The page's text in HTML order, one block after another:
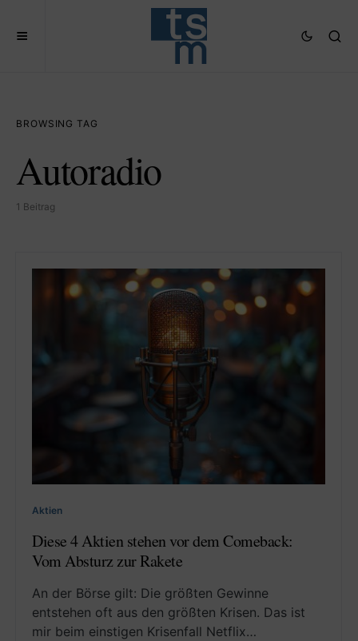
BROWSING TAG
Autoradio
1 Beitrag
Aktien
Diese 4 Aktien stehen vor dem Comeback:
Vom Absturz zur Rakete
An der Börse gilt: Die größten Gewinne
entstehen oft aus den größten Krisen. Das ist
mir beim einstigen Krisenfall Netflix…